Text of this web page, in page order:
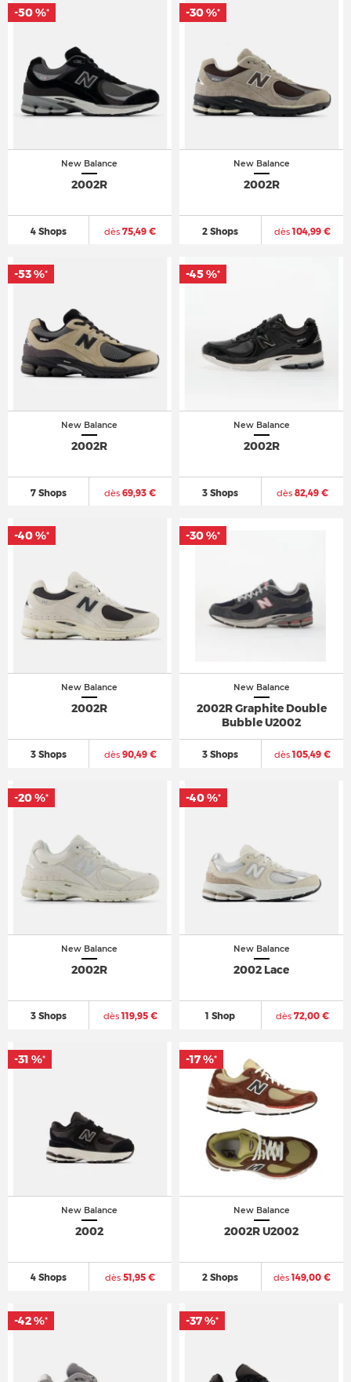
New Balance
2002R
4 Shops dès 75,49 €
-50 %*
New Balance
2002R
2 Shops dès104,99 €
-30 %*
New Balance
2002R
7 Shops dès 69,93 €
-53 %*
New Balance
2002R
3 Shops dès82,49 €
-45 %*
New Balance
2002R
3 Shops dès90,49 €
-40 %*
New Balance
2002R Graphite Double
Bubble U2002
3 Shops dès105,49 €
-30 %*
New Balance
2002R
3 Shops dès119,95 €
-20 %*
New Balance
2002 Lace
1 Shop dès72,00 €
-40 %*
New Balance
2002
4 Shops dès 51,95 €
-31 %*
New Balance
2002R U2002
2 Shops dès149,00 €
-17 %*
-42 %* -37 %*